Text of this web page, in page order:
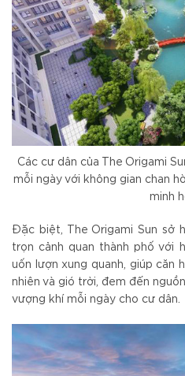
Các cư dân của The Origami
mỗi ngày với không gian chan
minh
Đặc biệt, The Origami Sun sở
trọn cảnh quan thành phố với
uốn lượn xung quanh, giúp căn
nhiên và gió trời, đem đến
vượng khí mỗi ngày cho cư dân.